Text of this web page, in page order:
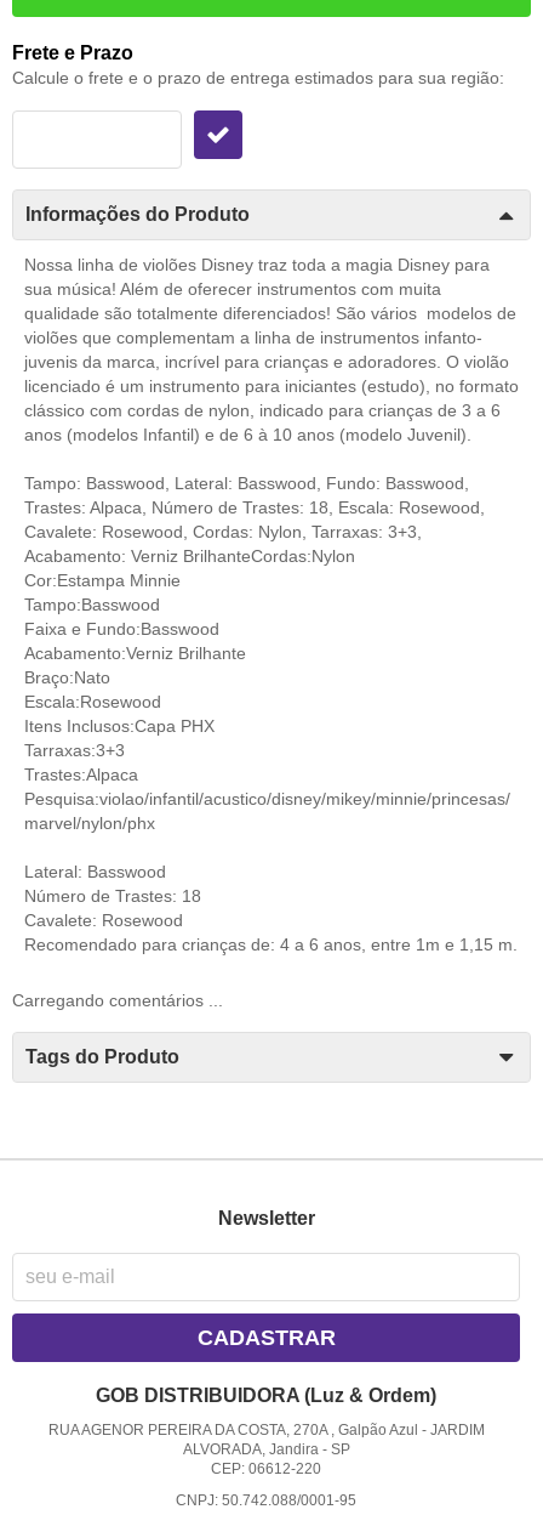
Frete e Prazo
Calcule o frete e o prazo de entrega estimados para sua região:
Informações do Produto
Nossa linha de violões Disney traz toda a magia Disney para
sua música! Além de oferecer instrumentos com muita
qualidade são totalmente diferenciados! São vários modelos de
violões que complementam a linha de instrumentos infanto-
juvenis da marca, incrível para crianças e adoradores. O violão
licenciado é um instrumento para iniciantes (estudo), no formato
clássico com cordas de nylon, indicado para crianças de 3 a 6
anos (modelos Infantil) e de 6 à 10 anos (modelo Juvenil).
Tampo: Basswood, Lateral: Basswood, Fundo: Basswood,
Trastes: Alpaca, Número de Trastes: 18, Escala: Rosewood,
Cavalete: Rosewood, Cordas: Nylon, Tarraxas: 3+3,
Acabamento: Verniz BrilhanteCordas:Nylon
Cor:Estampa Minnie
Tampo:Basswood
Faixa e Fundo:Basswood
Acabamento:Verniz Brilhante
Braço:Nato
Escala:Rosewood
Itens Inclusos:Capa PHX
Tarraxas:3+3
Trastes:Alpaca
Pesquisa:violao/infantil/acustico/disney/mikey/minnie/princesas/
marvel/nylon/phx
Lateral: Basswood
Número de Trastes: 18
Cavalete: Rosewood
Recomendado para crianças de: 4 a 6 anos, entre 1m e 1,15 m.
Carregando comentários ...
Tags do Produto
Newsletter
CADASTRAR
GOB DISTRIBUIDORA (Luz & Ordem)
RUA AGENOR PEREIRA DA COSTA, 270A , Galpão Azul - JARDIM
ALVORADA, Jandira- SP
CEP: 06612-220
CNPJ: 50.742.088/0001-95